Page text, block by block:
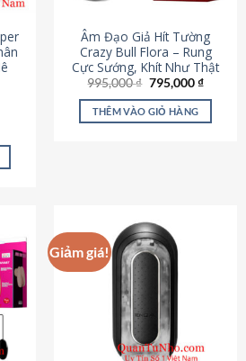
Âm Đạo Giả Hít Tường
Crazy Bull Flora – Rung
Cực Sướng, Khít Như Thật
995,000₫ Giá
là:
995,000 ₫.
795,000₫Giá
tại
THÊM VÀO GIỎ HÀNG
Giảm giá!